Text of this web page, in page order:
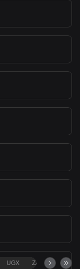
UGX ZAR TND